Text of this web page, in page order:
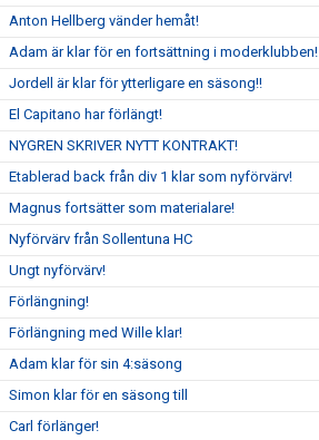
Anton Hellberg vänder hemåt!
Adam är klar för en fortsättning i moderklubben!
Jordell är klar för ytterligare en säsong!!
El Capitano har förlängt!
NYGREN SKRIVER NYTT KONTRAKT!
Etablerad back från div 1 klar som nyförvärv!
Magnus fortsätter som materialare!
Nyförvärv från Sollentuna HC
Ungt nyförvärv!
Förlängning!
Förlängning med Wille klar!
Adam klar för sin 4:säsong
Simon klar för en säsong till
Carl förlänger!